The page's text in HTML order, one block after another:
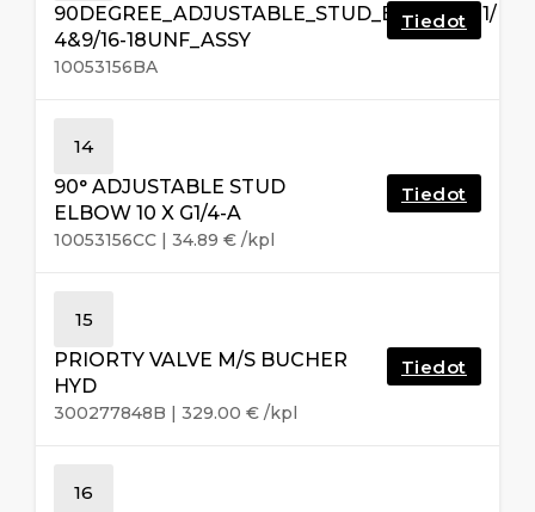
90DEGREE_ADJUSTABLE_STUD_ELBOW_G1/
4&9/16-18UNF_ASSY
10053156BA
Tiedot
14
90° ADJUSTABLE STUD
ELBOW 10 X G1/4-A
10053156CC | 34.89 € /kpl
Tiedot
15
PRIORTY VALVE M/S BUCHER
HYD
300277848B | 329.00 € /kpl
Tiedot
16